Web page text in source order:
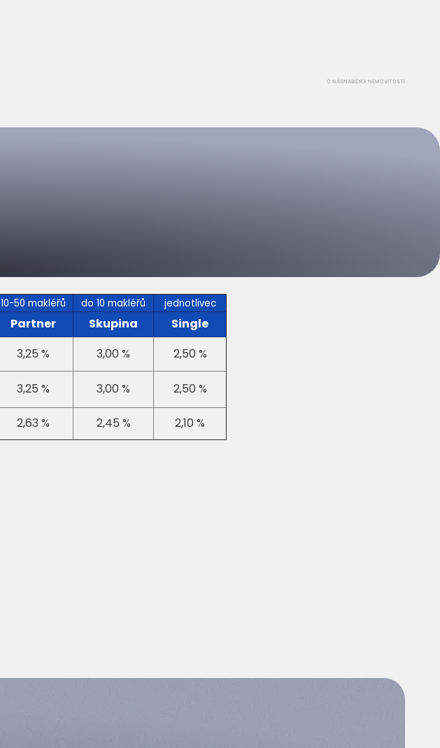
O NÁS NABÍDKA NEMOVITOSTÍ
10-50 makléřů do 10 makléřů jednotlivec
Partner Skupina
Single
3,25 % 3,00 % 2,50 %
3,25 % 3,00 % 2,50 %
2,63 % 2,45 % 2,10 %